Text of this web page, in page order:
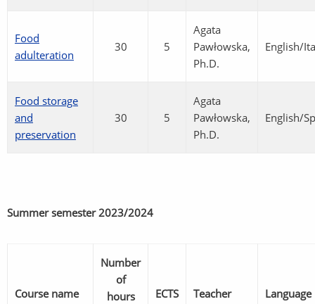
Food
adulteration
30 5
Agata
Pawłowska,
Ph.D.
English/
Food storage
and
preservation
30 5
Agata
Pawłowska,
Ph.D.
English/
Summer semester2023/2024
Course name
Number
of
hours
ECTS Teacher Language